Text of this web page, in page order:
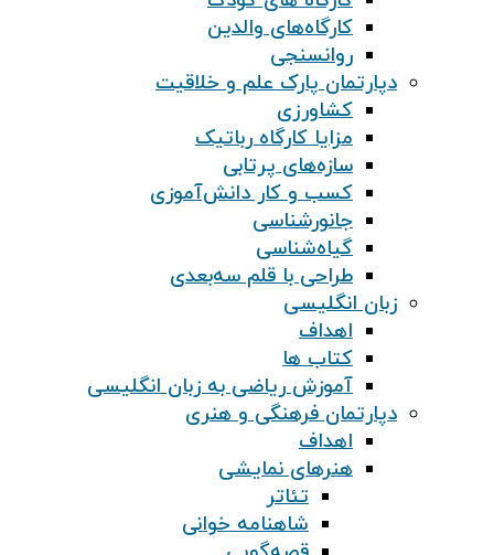
کارگاه‌های والدین
روانسنجی
دپارتمان پارک علم و خلاقیت
کشاورزی
مزایا کارگاه رباتیک
سازه‌های پرتابی
کسب و کار دانش‌آموزی
جانورشناسی
گیاه‌شناسی
طراحی با قلم سه‌بعدی
زبان انگلیسی
اهداف
کتاب ها
آموزش ریاضی به زبان انگلیسی
دپارتمان فرهنگی و هنری
اهداف
هنرهای نمایشی
تئاتر
شاهنامه خوانی